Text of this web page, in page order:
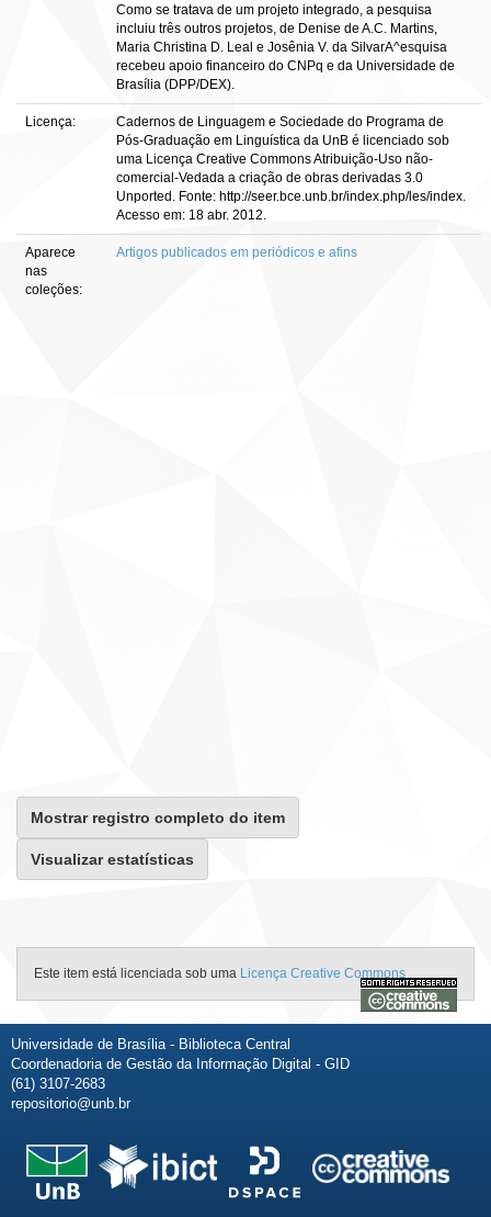
Como se tratava de um projeto integrado, a pesquisa
incluiu três outros projetos, de Denise de A.C. Martins,
Maria Christina D. Leal e Josênia V. da SilvarA^esquisa
recebeu apoio financeiro do CNPq e da Universidade de
Brasília (DPP/DEX).
Licença:
Cadernos de Linguagem e Sociedade do Programa de
Pós-Graduação em Linguística da UnB é licenciado sob
uma Licença Creative Commons Atribuição-Uso não-
comercial-Vedada a criação de obras derivadas 3.0
Unported. Fonte: http://seer.bce.unb.br/index.php/les/index.
Acesso em: 18 abr. 2012.
Aparece
nas
coleções:
Artigos publicados em periódicos e afins
Mostrar registro completo do item
Visualizar estatísticas
Este item está licenciada sob uma Licença Creative Commons
Universidade de Brasília - Biblioteca Central
Coordenadoria de Gestão da Informação Digital - GID
(61) 3107-2683
repositorio@unb.br